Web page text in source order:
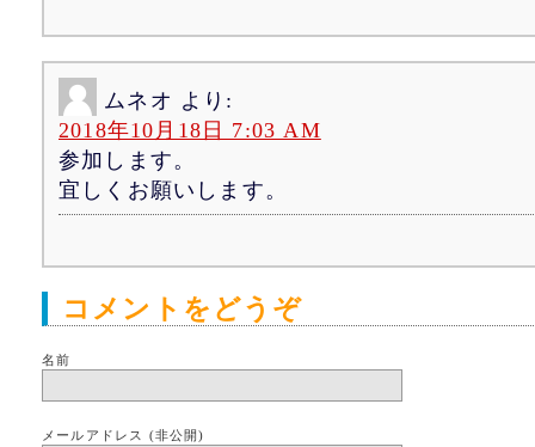
ムネオ より:
2018年10月18日 7:03 AM
参加します。
宜しくお願いします。
コメントをどうぞ
名前
メールアドレス (非公開)